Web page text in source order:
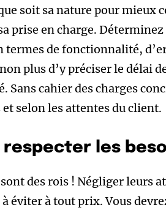
soit sa nature pour mieux
prise en charge.
termes de fonctionnalité,
plus d’y préciser le délai
Sans cahier des charges
selon les attentes du client.
respecter les
des rois ! Négliger leurs
éviter à tout prix. Vous